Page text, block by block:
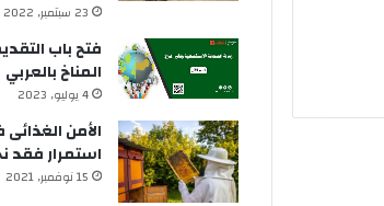
23 سبتمبر, 2022
فتح باب
المناخ بالعربي
4 يوليو, 2023
الأمن
استمرار فقد
15 نوفمبر, 2021